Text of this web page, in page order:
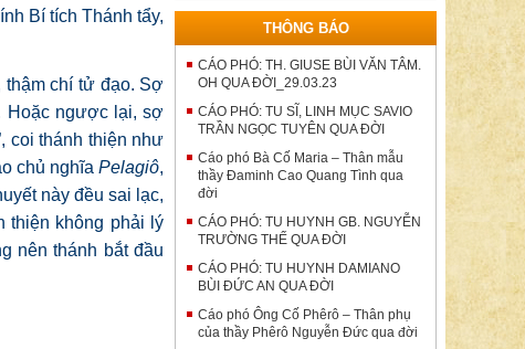
Bí tích Thánh tẩy,
chí tử đạo. Sợ
Hoặc ngược lại, sợ
coi thánh thiện như
chủ nghĩa Pelagiô,
này đều sai lạc,
thiện không phải lý
nên thánh bắt đầu
THÔNG BÁO
CÁO PHÓ: TH. GIUSE BÙI VĂN TÂM.
OH QUA ĐỜI_29.03.23
CÁO PHÓ: TU SĨ, LINH MỤC SAVIO
TRẦN NGỌC TUYÊN QUA ĐỜI
Cáo phó Bà Cố Maria – Thân mẫu
thầy Đaminh Cao Quang Tình qua
đời
CÁO PHÓ: TU HUYNH GB. NGUYỄN
TRƯỜNG THẾ QUA ĐỜI
CÁO PHÓ: TU HUYNH DAMIANO
BÙI ĐỨC AN QUA ĐỜI
Cáo phó Ông Cố Phêrô – Thân phụ
của thầy Phêrô Nguyễn Đức qua đời